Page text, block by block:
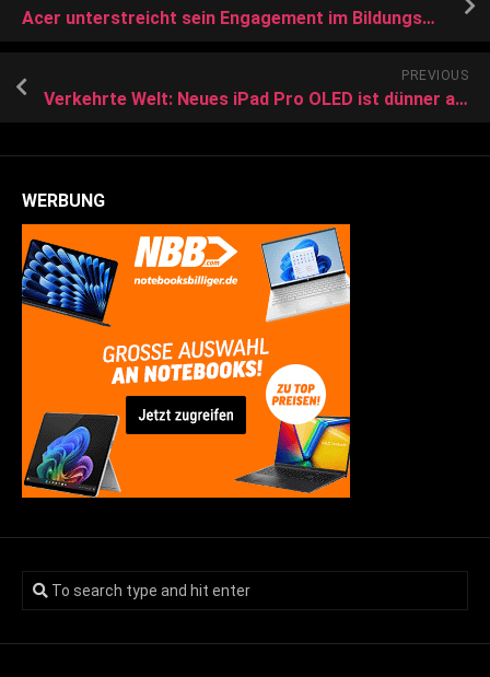
Acer unterstreicht sein Engagement im Bildungsmarkt
PREVIOUS
Verkehrte Welt: Neues iPad Pro OLED ist dünner als iPad Air
WERBUNG